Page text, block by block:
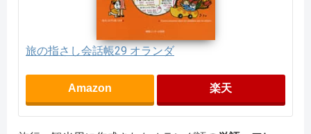
旅の指さし会話帳29 オランダ
Amazon 楽天